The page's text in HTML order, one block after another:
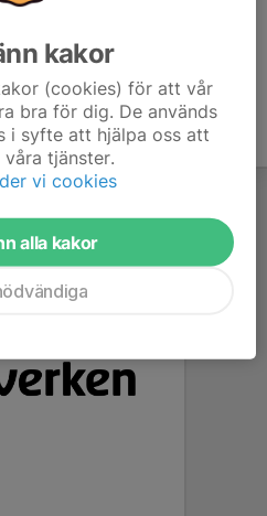
kakor
(cookies) för att vår
bra för dig. De används
i syfte att hjälpa oss att
tjänster.
vi cookies
alla kakor